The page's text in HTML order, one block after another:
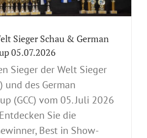
Sieger Schau & German
05.07.2026
Sieger der Welt Sieger
und des German
(GCC) vom 05. Juli 2026
Sie die
Best in Show-